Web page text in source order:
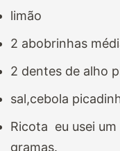
limão
2 abobrinhas
2 dentes de alho
sal,cebola
Ricota eu usei
gramas.